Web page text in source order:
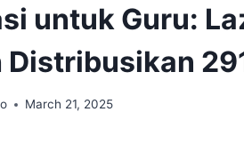
untuk Guru:
Distribusikan
March 21, 2025